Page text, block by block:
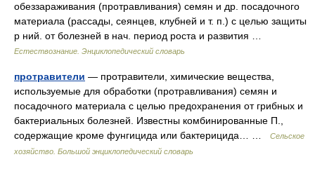
обеззараживания (протравливания) семян и др. посадочного
материала (рассады, сеянцев, клубней и т. п.) с целью защиты
р ний. от болезней в нач. период роста и развития …
Естествознание. Энциклопедический словарь
протравители — протравители, химические вещества,
используемые для обработки (протравливания) семян и
посадочного материала с целью предохранения от грибных и
бактериальных болезней. Известны комбинированные П.,
содержащие кроме фунгицида или бактерицида… …
Сельское
хозяйство. Большой энциклопедический словарь